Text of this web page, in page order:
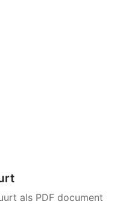
als PDF document